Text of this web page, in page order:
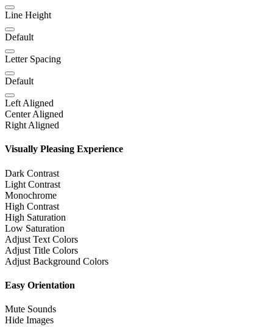
Line Height
Default
Letter Spacing
Default
Left Aligned
Center Aligned
Right Aligned
Visually Pleasing Experience
Dark Contrast
Light Contrast
Monochrome
High Contrast
High Saturation
Low Saturation
Adjust Text Colors
Adjust Title Colors
Adjust Background Colors
Easy Orientation
Mute Sounds
Hide Images